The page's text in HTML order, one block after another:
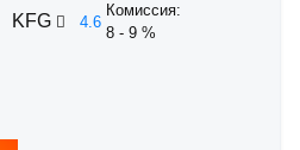
KFG 4.6
Комиссия:
8 - 9 %